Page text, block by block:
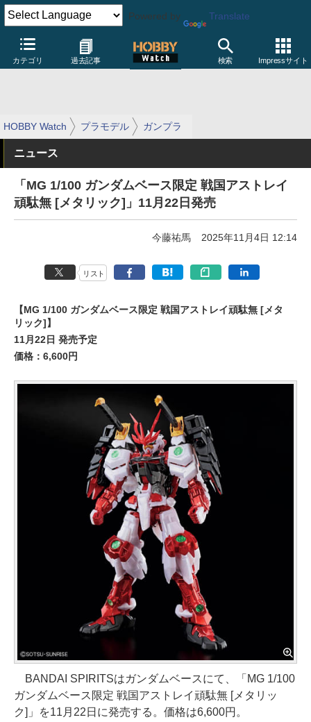
Powered by Translate
カテゴリ 過去記事 検索 Impressサイト
HOBBY Watch プラモデル ガンプラ
ニュース
「MG 1/100 ガンダムベース限定 戦国アストレイ
頑駄無 [メタリック]」11月22日発売
今藤祐馬 2025年11月4日 12:14
リスト
【MG 1/100 ガンダムベース限定 戦国アストレイ頑駄無 [メタ
リック]】
11月22日 発売予定
価格：6,600円
BANDAI SPIRITSはガンダムベースにて、「MG 1/100
ガンダムベース限定 戦国アストレイ頑駄無 [メタリッ
ク]」を11月22日に発売する。価格は6,600円。